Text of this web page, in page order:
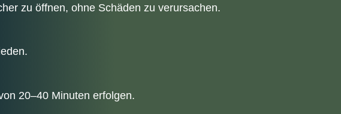
zu öffnen, ohne Schäden zu verursachen.
20–40 Minuten erfolgen.